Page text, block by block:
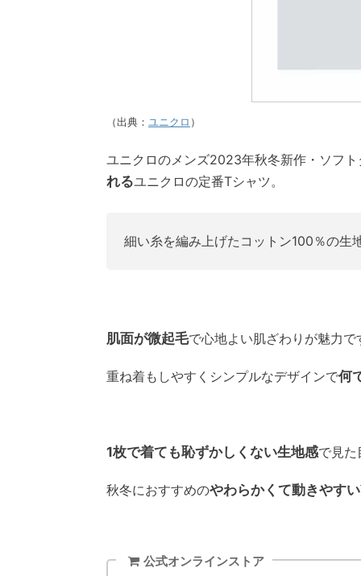
（出典： ユニクロ ）
ユニクロのメンズ2023年秋冬新作・ソフト
れるユニクロの定番Tシャツ。
細い糸を編み上げたコットン100％の生
肌面が微起毛で心地よい肌ざわりが魅力で
重ね着もしやすくシンプルなデザインで何
1枚で着ても恥ずかしくない生地感で見た
秋冬におすすめのやわらかくて動きやすい
公式オンラインストア